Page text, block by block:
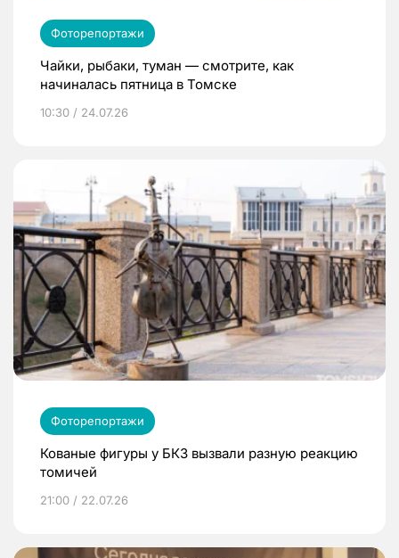
Фоторепортажи
Чайки, рыбаки, туман — смотрите, как
начиналась пятница в Томске
10:30 / 24.07.26
Фоторепортажи
Кованые фигуры у БКЗ вызвали разную реакцию
томичей
21:00 / 22.07.26